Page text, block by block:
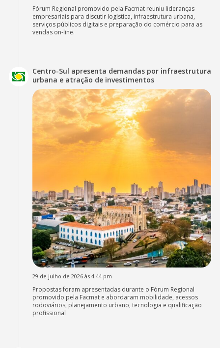
Fórum Regional promovido pela Facmat reuniu lideranças
empresariais para discutir logística, infraestrutura urbana,
serviços públicos digitais e preparação do comércio para as
vendas on-line.
Centro-Sul apresenta demandas por infraestrutura
urbana e atração de investimentos
29 de julho de 2026 às 4:44 pm
Propostas foram apresentadas durante o Fórum Regional
promovido pela Facmat e abordaram mobilidade, acessos
rodoviários, planejamento urbano, tecnologia e qualificação
profissional